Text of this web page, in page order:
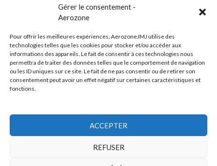
Gérer le consentement -
Aerozone
Pour offrir les meilleures expériences, AerozoneJMJ utilise des
technologies telles que les cookies pour stocker et/ou accéder aux
informations des appareils. Le fait de consentir à ces technologies nous
permettra de traiter des données telles que le comportement de navigation
ou les ID uniques sur ce site. Le fait de ne pas consentir ou de retirer son
consentement peut avoir un effet négatif sur certaines caractéristiques et
fonctions.
ACCEPTER
REFUSER
Réseaux sociaux
© Mars 2006-Août 2026